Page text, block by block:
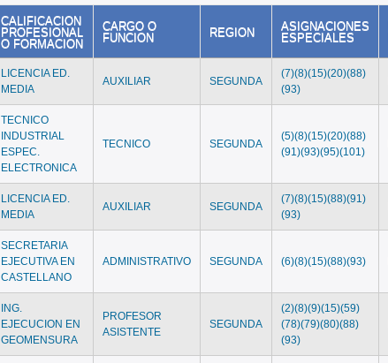
CALIFICACION
PROFESIONAL
O FORMACION
CARGO O
FUNCION
REGION
ASIGNACIONES
ESPECIALES
LICENCIA ED.
MEDIA
AUXILIAR SEGUNDA
(7)(8)(15)(20)(88)
(93)
TECNICO
INDUSTRIAL
ESPEC.
ELECTRONICA
TECNICO SEGUNDA
(5)(8)(15)(20)(88)
(91)(93)(95)(101)
LICENCIA ED.
MEDIA
AUXILIAR SEGUNDA
(7)(8)(15)(88)(91)
(93)
SECRETARIA
EJECUTIVA EN
CASTELLANO
ADMINISTRATIVO SEGUNDA (6)(8)(15)(88)(93)
ING.
EJECUCION EN
GEOMENSURA
PROFESOR
ASISTENTE
SEGUNDA
(2)(8)(9)(15)(59)
(78)(79)(80)(88)
(93)